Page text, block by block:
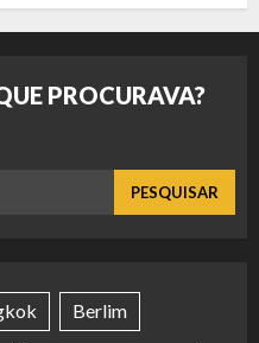
PROCURAVA?
Berlim